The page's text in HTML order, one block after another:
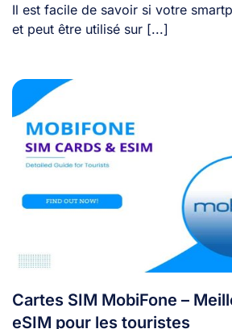
Il est facile de savoir si votre
et peut être utilisé sur [...]
Cartes SIM MobiFone –
eSIM pour les touristes